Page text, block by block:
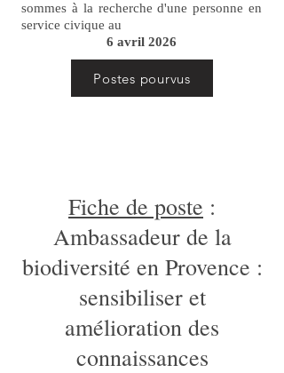
sommes à la recherche d'une personne en
service civique au
6 avril 2026
Postes pourvus
Fiche de poste :
Ambassadeur de la
biodiversité en Provence :
sensibiliser et
amélioration des
connaissances